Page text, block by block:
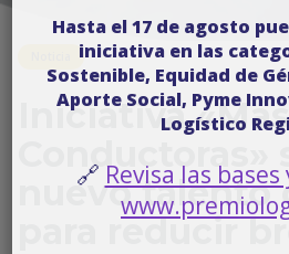
Iniciativa
Conductoras»
nuevo talento
para reducir
Hasta el 17 de agosto
iniciativa en las
Sostenible, Equidad de
Aporte Social, Pyme
Logístico
🔗 Revisa las